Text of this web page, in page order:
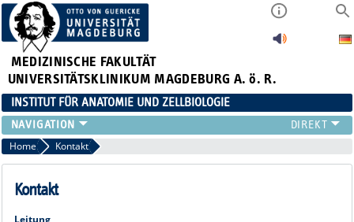
MEDIZINISCHE FAKULTÄT
UNIVERSITÄTSKLINIKUM MAGDEBURG A. ö. R.
INSTITUT FÜR ANATOMIE UND ZELLBIOLOGIE
FORSCHUNG
LEHRE
INSTITUT
Home Kontakt
Kontakt
Leitung